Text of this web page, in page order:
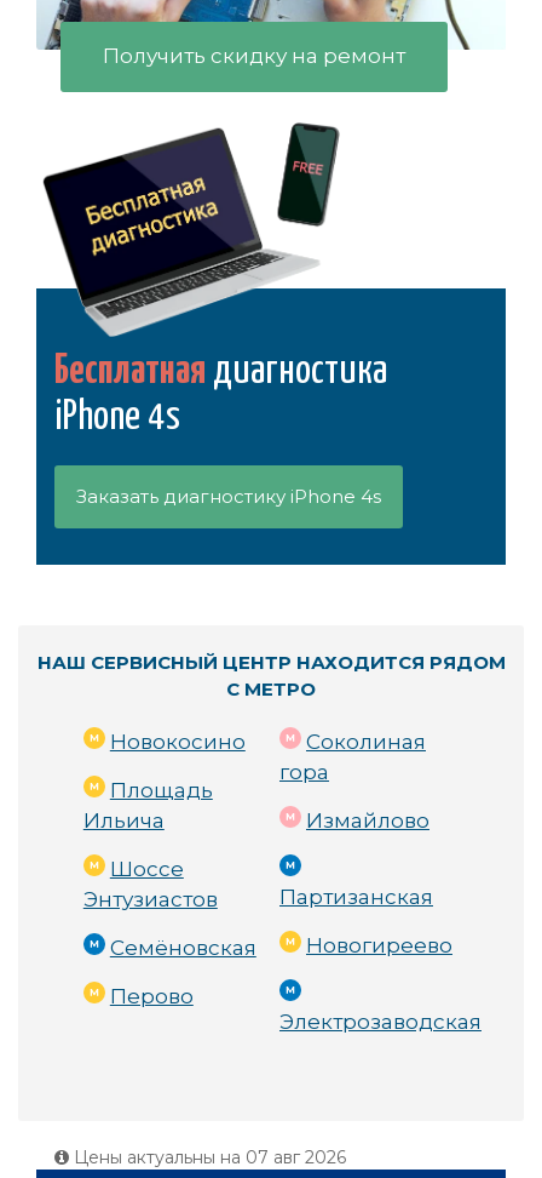
Получить скидку на ремонт
Бесплатная диагностика
iPhone 4s
Заказать диагностику iPhone 4s
НАШ СЕРВИСНЫЙ ЦЕНТР НАХОДИТСЯ РЯДОМ
С МЕТРО
Новокосино
Площадь
Ильича
Шоссе
Энтузиастов
Семёновская
Перово
Соколиная
гора
Измайлово
Партизанская
Новогиреево
Электрозаводская
Цены актуальны на 07 авг 2026